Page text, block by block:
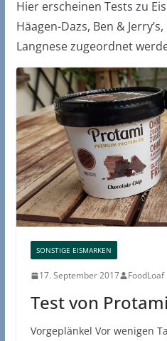
Hier erscheinen Tests zu
Häagen-Dazs, Ben &
Langnese zugeordnet
SONSTIGE EISMARKEN
17. September 2017 FoodLoaf
Test von
Vorgeplänkel Vor wenigen